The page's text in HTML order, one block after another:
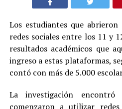
Los estudiantes que
redes sociales entre los 11 y
resultados académicos que
ingreso a estas plataformas,
contó con más de 5.000
La investigación
comenzaron a utilizar